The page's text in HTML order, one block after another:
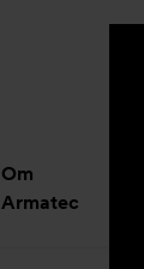
Om
Armatec